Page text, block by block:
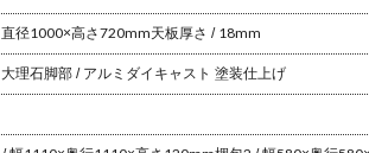
径1000×高さ720mm天板厚さ / 18mm
理石脚部 / アルミダイキャスト 塗装仕上げ